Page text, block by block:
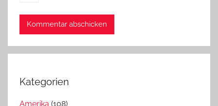
Kategorien
Amerika (108)